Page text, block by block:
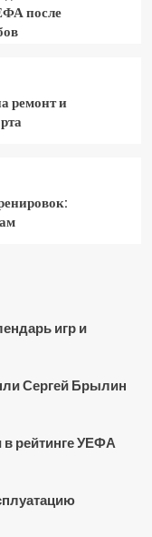
после
ремонт и
игр и
Сергей Брылин
в рейтинге УЕФА